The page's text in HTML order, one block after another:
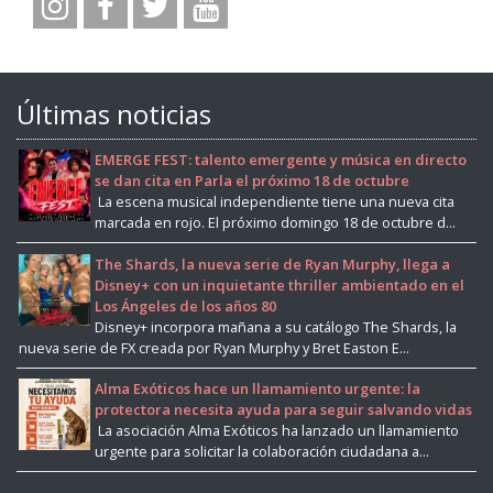
Últimas noticias
EMERGE FEST: talento emergente y música en directo
se dan cita en Parla el próximo 18 de octubre
La escena musical independiente tiene una nueva cita
marcada en rojo. El próximo domingo 18 de octubre d...
The Shards, la nueva serie de Ryan Murphy, llega a
Disney+ con un inquietante thriller ambientado en el
Los Ángeles de los años 80
Disney+ incorpora mañana a su catálogo The Shards, la
nueva serie de FX creada por Ryan Murphy y Bret Easton E...
Alma Exóticos hace un llamamiento urgente: la
protectora necesita ayuda para seguir salvando vidas
La asociación Alma Exóticos ha lanzado un llamamiento
urgente para solicitar la colaboración ciudadana a...